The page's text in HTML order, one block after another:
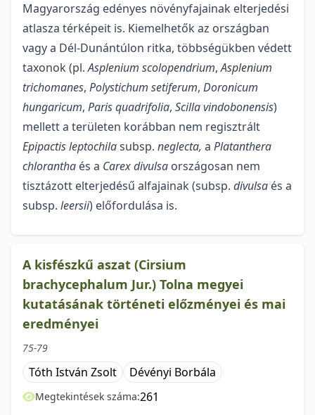
Magyarország edényes növényfajainak elterjedési
atlasza térképeit is. Kiemelhetők az országban
vagy a Dél-Dunántúlon ritka, többségükben védett
taxonok (pl.Asplenium scolopendrium,Asplenium
trichomanes, Polystichum setiferum, Doronicum
hungaricum, Paris quadrifolia, Scilla vindobonensis)
mellett a területen korábban nem regisztrált
Epipactis leptochilasubsp. neglecta, a Platanthera
chlorantha és a Carex divulsa országosan nem
tisztázott elterjedésű alfajainak (subsp. divulsa és a
subsp. leersii) előfordulása is.
A kisfészkű aszat (Cirsium
brachycephalum Jur.) Tolna megyei
kutatásának történeti előzményei és mai
eredményei
75-79
Tóth István Zsolt Dévényi Borbála
Megtekintések száma:261